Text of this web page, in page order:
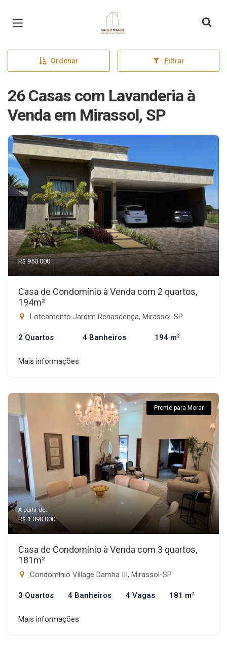
Página inicial
Ordenar Filtrar
26 Casas com Lavanderia à
Venda em Mirassol, SP
R$ 950.000
Casa de Condomínio à Venda com 2 quartos,
194m²
Loteamento Jardim Renascença, Mirassol-SP
2 Quartos 4 Banheiros 194 m²
Mais informações
Pronto para Morar
A partir de:
R$ 1.090.000
Casa de Condomínio à Venda com 3 quartos,
181m²
Condomínio Village Damha III, Mirassol-SP
3 Quartos 4 Banheiros 4 Vagas 181 m²
Mais informações